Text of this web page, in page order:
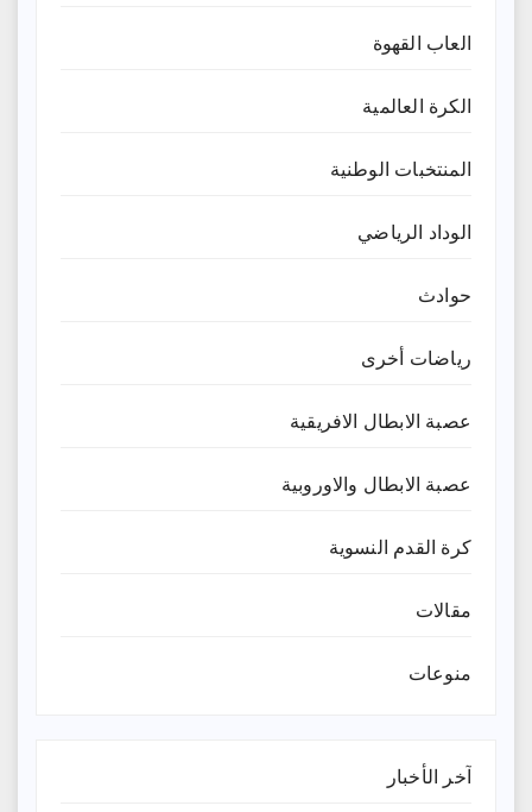
العاب القهوة
الكرة العالمية
المنتخبات الوطنية
الوداد الرياضي
حوادث
رياضات أخرى
عصبة الابطال الافريقية
عصبة الابطال والاوروبية
كرة القدم النسوية
مقالات
منوعات
آخر الأخبار